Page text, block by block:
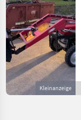
Kleinanzeige